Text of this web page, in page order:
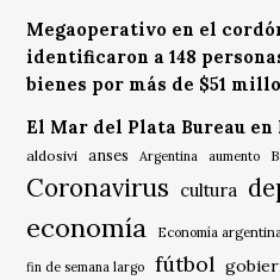
Megaoperativo en el
identificaron a 148
bienes por más de $51
El Mar del Plata Bureau en
aldosivi anses Argentina aumento
Coronavirus cultura
economía Economía
fin de semana largo fútbol